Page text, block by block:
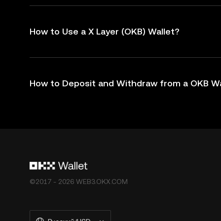
How to Use a X Layer (OKB) Wallet?
How to Deposit and Withdraw from a OKB
©2017 - 2026 WEB3.OKX.COM